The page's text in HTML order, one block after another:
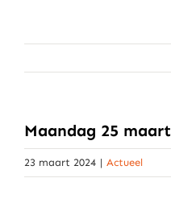
Lessen
Arrangementen
Activiteitenkalender
Maandag 25 maart
23 maart 2024 | Actueel